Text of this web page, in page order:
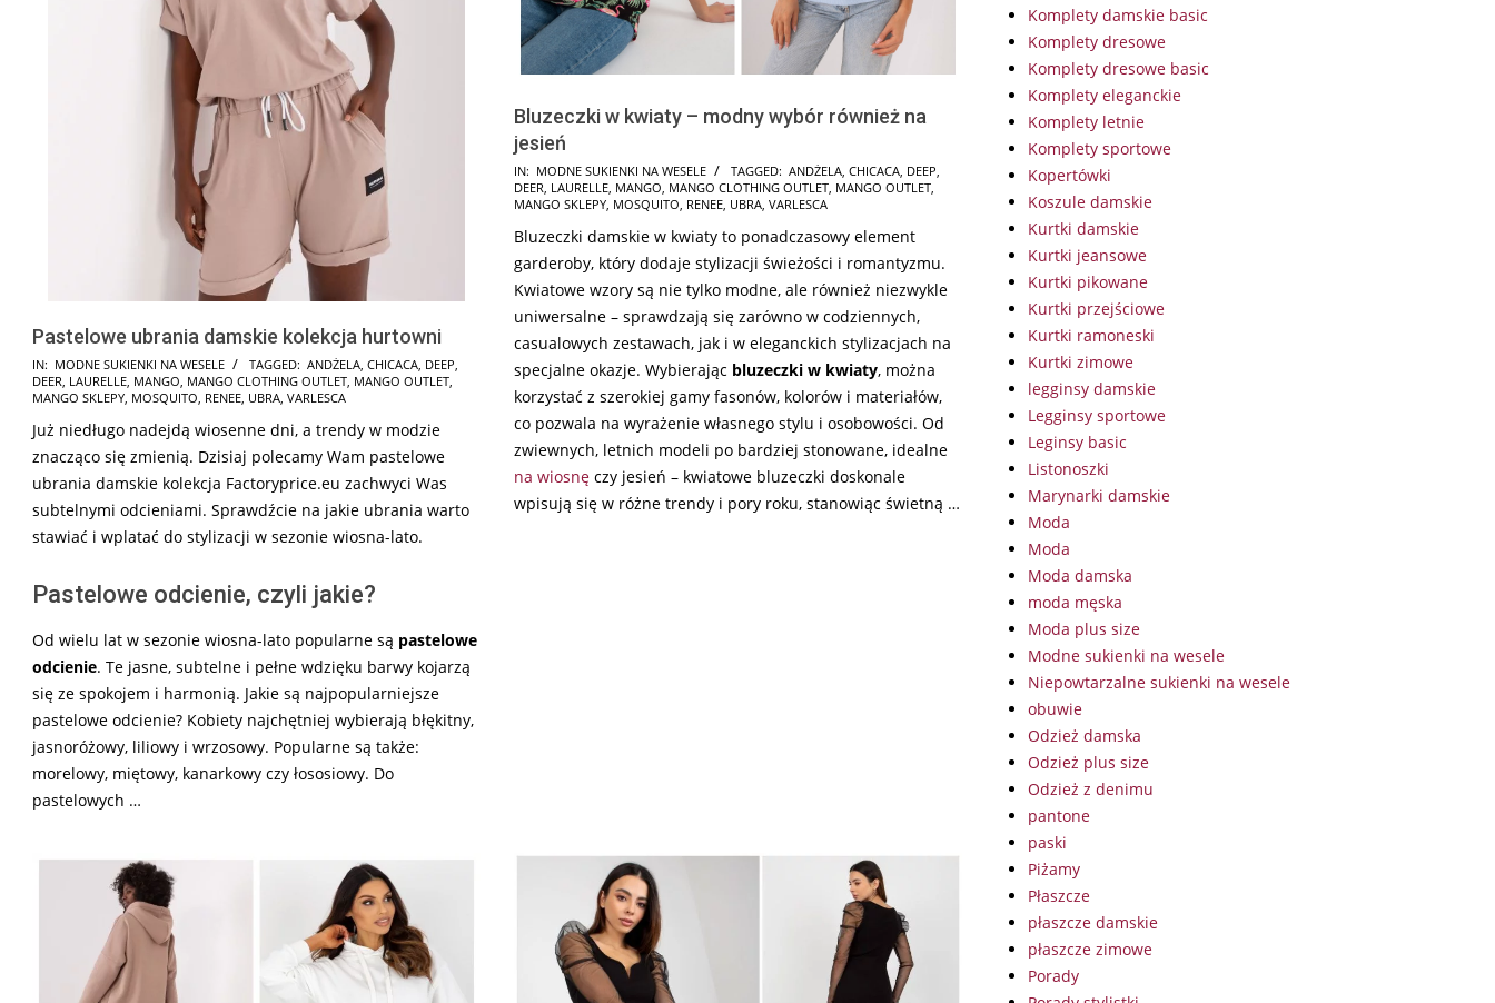
Pastelowe ubrania damskie kolekcja hurtowni
2024-
10-
IN: MODNE SUKIENKI NA WESELE TAGGED: ANDŻELA, CHICACA, DEEP,
DEER, LAURELLE, MANGO, MANGO CLOTHING OUTLET, MANGO OUTLET,
MANGO SKLEPY, MOSQUITO, RENEE, UBRA, VARLESCA
Już niedługo nadejdą wiosenne dni, a trendy w modzie
znacząco się zmienią. Dzisiaj polecamy Wam pastelowe
ubrania damskie kolekcja Factoryprice.eu zachwyci Was
subtelnymi odcieniami. Sprawdźcie na jakie ubrania warto
stawiać i wplatać do stylizacji w sezonie wiosna-lato.
Pastelowe odcienie, czyli jakie?
Od wielu lat w sezonie wiosna-lato popularne są pastelowe
odcienie. Te jasne, subtelne i pełne wdzięku barwy kojarzą
się ze spokojem i harmonią. Jakie są najpopularniejsze
pastelowe odcienie? Kobiety najchętniej wybierają błękitny,
jasnoróżowy, liliowy i wrzosowy. Popularne są także:
morelowy, miętowy, kanarkowy czy łososiowy. Do
pastelowych …
Bluzeczki w kwiaty – modny wybór również na
jesień
2024-
10-
IN: MODNE SUKIENKI NA WESELE TAGGED: ANDŻELA, CHICACA, DEEP,
DEER, LAURELLE, MANGO, MANGO CLOTHING OUTLET, MANGO OUTLET,
MANGO SKLEPY, MOSQUITO, RENEE, UBRA, VARLESCA
Bluzeczki damskie w kwiaty to ponadczasowy element
garderoby, który dodaje stylizacji świeżości i romantyzmu.
Kwiatowe wzory są nie tylko modne, ale również niezwykle
uniwersalne – sprawdzają się zarówno w codziennych,
casualowych zestawach, jak i w eleganckich stylizacjach na
specjalne okazje. Wybierając bluzeczki w kwiaty, można
korzystać z szerokiej gamy fasonów, kolorów i materiałów,
co pozwala na wyrażenie własnego stylu i osobowości. Od
zwiewnych, letnich modeli po bardziej stonowane, idealne
na wiosnę czy jesień – kwiatowe bluzeczki doskonale
wpisują się w różne trendy i pory roku, stanowiąc świetną …
Komplety damskie basic
Komplety dresowe
Komplety dresowe basic
Komplety eleganckie
Komplety letnie
Komplety sportowe
Kopertówki
Koszule damskie
Kurtki damskie
Kurtki jeansowe
Kurtki pikowane
Kurtki przejściowe
Kurtki ramoneski
Kurtki zimowe
legginsy damskie
Legginsy sportowe
Leginsy basic
Listonoszki
Marynarki damskie
Moda
Moda
Moda damska
moda męska
Moda plus size
Modne sukienki na wesele
Niepowtarzalne sukienki na wesele
obuwie
Odzież damska
Odzież plus size
Odzież z denimu
pantone
paski
Piżamy
Płaszcze
płaszcze damskie
płaszcze zimowe
Porady